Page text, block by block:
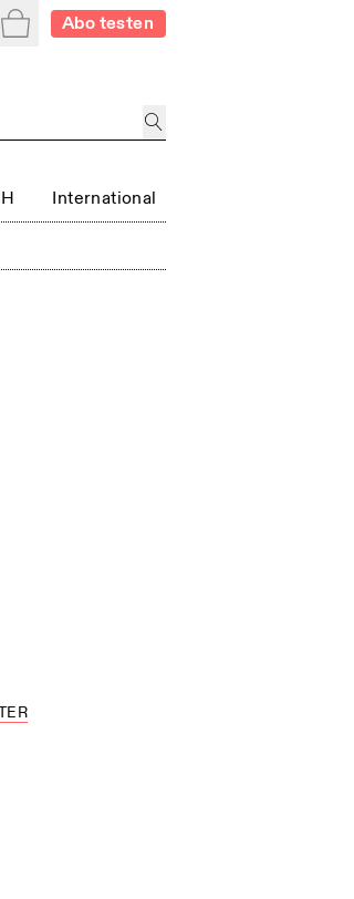
WarenkorbAbo testen
International